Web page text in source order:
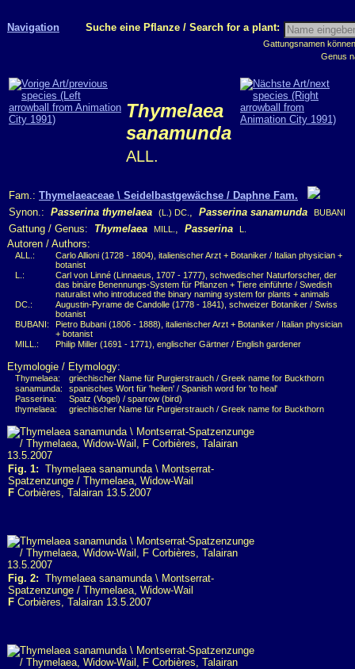
Navigation Suche eine Pflanze / Search for a plant:
Gattungsnamen
Genus
Thymelaea
sanamunda
ALL.
Fam.: Thymelaeaceae \ Seidelbastgewächse / Daphne Fam.
Synon.: Passerina thymelaea (L.) DC. , Passerina sanamunda BUBANI
Gattung / Genus: Thymelaea MILL. , Passerina L.
Autoren / Authors:
ALL.:
Carlo Allioni (1728 - 1804), italienischer Arzt + Botaniker / Italian physician +
botanist
L.:
Carl von Linné (Linnaeus, 1707 - 1777), schwedischer Naturforscher, der
das binäre Benennungs-System für Pflanzen + Tiere einführte / Swedish
naturalist who introduced the binary naming system for plants + animals
DC.:
Augustin-Pyrame de Candolle (1778 - 1841), schweizer Botaniker / Swiss
botanist
BUBANI:
Pietro Bubani (1806 - 1888), italienischer Arzt + Botaniker / Italian physician
+ botanist
MILL.:
Philip Miller (1691 - 1771), englischer Gärtner / English gardener
Etymologie / Etymology:
Thymelaea:
griechischer Name für Purgierstrauch / Greek name for Buckthorn
sanamunda:
spanisches Wort für 'heilen' / Spanish word for 'to heal'
Passerina:
Spatz (Vogel) / sparrow (bird)
thymelaea:
griechischer Name für Purgierstrauch / Greek name for Buckthorn
Fig. 1: Thymelaea sanamunda \ Montserrat-
Spatzenzunge / Thymelaea, Widow-Wail
F Corbières, Talairan 13.5.2007
Fig. 2: Thymelaea sanamunda \ Montserrat-
Spatzenzunge / Thymelaea, Widow-Wail
F Corbières, Talairan 13.5.2007